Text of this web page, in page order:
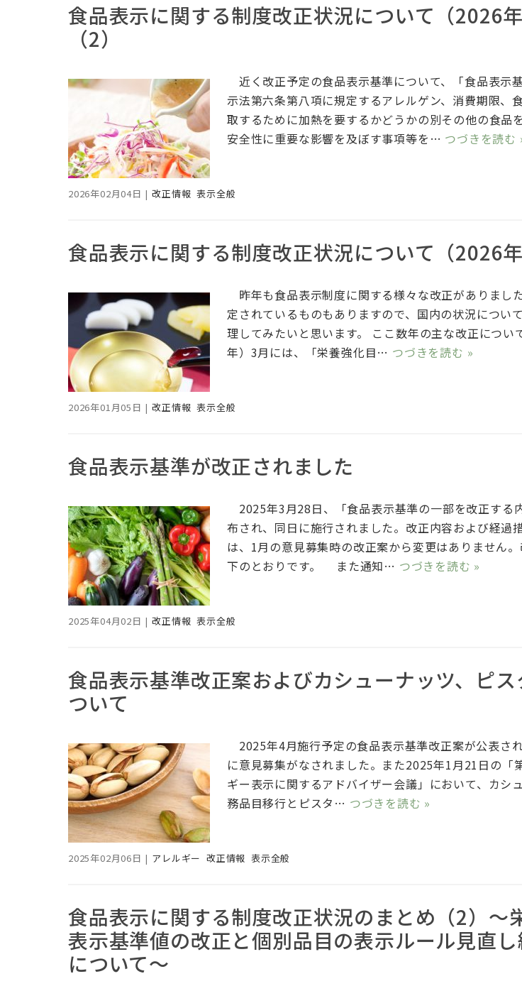
食品表示に関する制度改正状況について（2026年
（2）
近く改正予定の食品表示基準について、「食品表示
示法第六条第八項に規定するアレルゲン、消費期限、
取するために加熱を要するかどうかの別その他の食品
安全性に重要な影響を及ぼす事項等を… つづきを読む
2026年02月04日 | 改正情報 表示全般
食品表示に関する制度改正状況について（2026年
昨年も食品表示制度に関する様々な改正がありまし
定されているものもありますので、国内の状況につい
理してみたいと思います。 ここ数年の主な改正につ
年）3月には、「栄養強化目… つづきを読む »
2026年01月05日 | 改正情報 表示全般
食品表示基準が改正されました
2025年3月28日、「食品表示基準の一部を改正する
布され、同日に施行されました。改正内容および経過
は、1月の意見募集時の改正案から変更はありません
下のとおりです。 また通知… つづきを読む »
2025年04月02日 | 改正情報 表示全般
食品表示基準改正案およびカシューナッツ、ピス
ついて
2025年4月施行予定の食品表示基準改正案が公表さ
に意見募集がなされました。また2025年1月21日の「
ギー表示に関するアドバイザー会議」において、カシ
務品目移行とピスタ… つづきを読む »
2025年02月06日 | アレルギー 改正情報 表示全般
食品表示に関する制度改正状況のまとめ（2）～
表示基準値の改正と個別品目の表示ルール見直
について～